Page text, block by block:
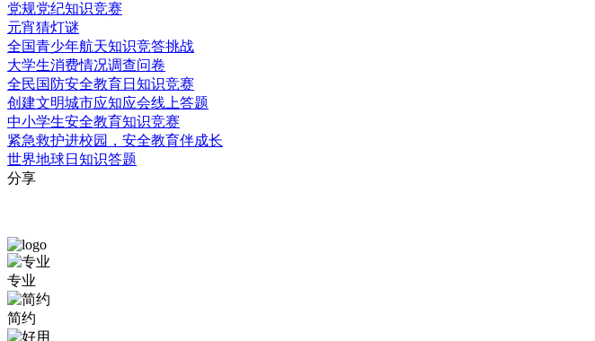
党规党纪知识竞赛
元宵猜灯谜
全国青少年航天知识竞答挑战
大学生消费情况调查问卷
全民国防安全教育日知识竞赛
创建文明城市应知应会线上答题
中小学生安全教育知识竞赛
紧急救护进校园，安全教育伴成长
世界地球日知识答题
分享
免
费
模
铜
陵
南
专业
简约